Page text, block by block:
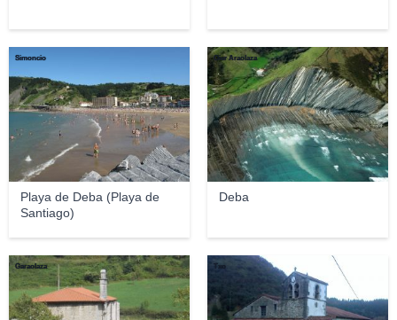
Playa de Deba (Playa de
Santiago)
Simoncio
Deba
Oier Araolaza
Garaolaza Txo